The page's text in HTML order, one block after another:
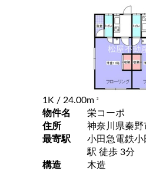
1K / 24.00m 2
物件名
栄コーポ
住所
神奈川県秦野
最寄駅
小田急電鉄
駅 徒歩 3分
構造
木造